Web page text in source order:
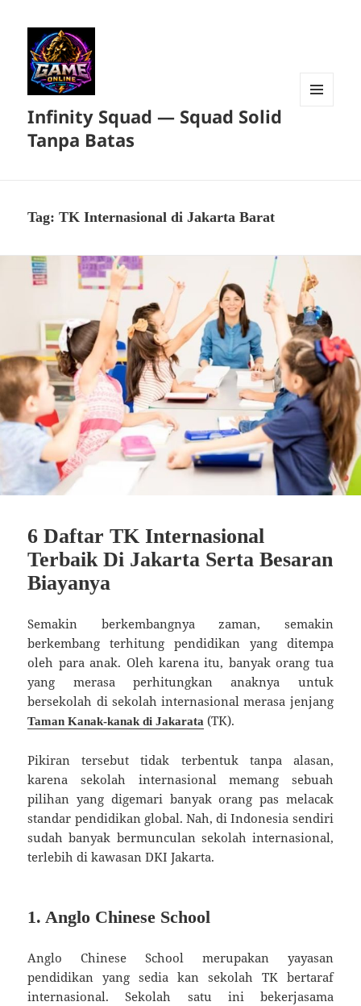
Infinity Squad — Squad Solid
Tanpa Batas
Tag:TK Internasional di Jakarta Barat
6 Daftar TK Internasional
Terbaik Di Jakarta Serta Besaran
Biayanya
Semakin berkembangnya zaman, semakin
berkembang terhitung pendidikan yang ditempa
oleh para anak. Oleh karena itu, banyak orang tua
yang merasa perhitungkan anaknya untuk
bersekolah di sekolah internasional merasa jenjang
Taman Kanak-kanak di Jakarata (TK).
Pikiran tersebut tidak terbentuk tanpa alasan,
karena sekolah internasional memang sebuah
pilihan yang digemari banyak orang pas melacak
standar pendidikan global. Nah, di Indonesia sendiri
sudah banyak bermunculan sekolah internasional,
terlebih di kawasan DKI Jakarta.
1. Anglo Chinese School
Anglo Chinese School merupakan yayasan
pendidikan yang sedia kan sekolah TK bertaraf
internasional. Sekolah satu ini bekerjasama